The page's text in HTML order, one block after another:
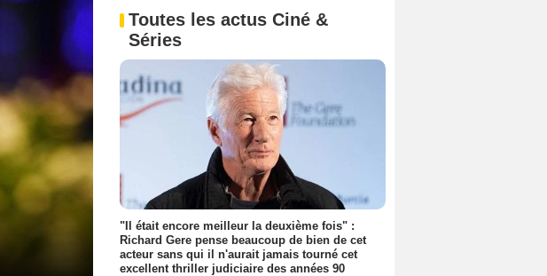
Toutes les actus Ciné &
Séries
"Il était encore meilleur la deuxième fois" :
Richard Gere pense beaucoup de bien de cet
acteur sans qui il n'aurait jamais tourné cet
excellent thriller judiciaire des années 90